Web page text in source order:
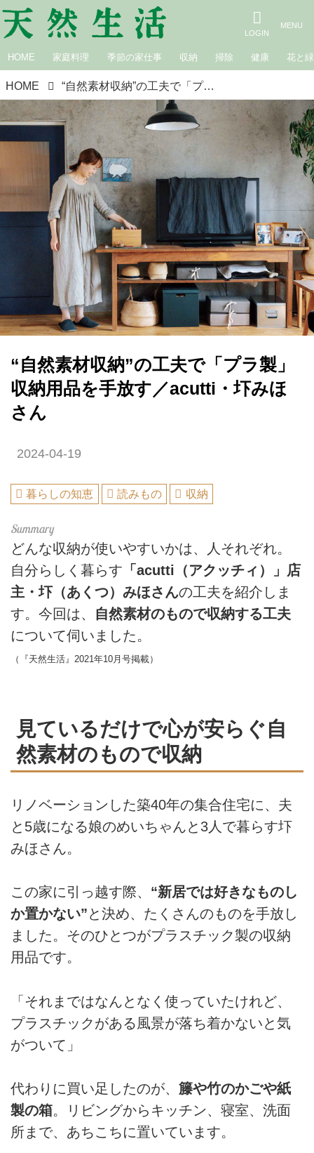
HOME 家庭料理 季節の家仕事 収納 掃除 健康 花と緑
HOME “自然素材収納”の工夫で「プラ製」収納用品を手放す／acutti・圷みほさん
“自然素材収納”の工夫で「プラ製」
収納用品を手放す／acutti・圷みほ
さん
2024-04-19
暮らしの知恵 読みもの 収納
どんな収納が使いやすいかは、人それぞれ。
自分らしく暮らす 「acutti（アクッチィ）」店
主・圷（あくつ）みほさんの工夫を紹介しま
す。今回は、 自然素材のもので収納する工夫
について伺いました。
（『天然生活』2021年10月号掲載）
見ているだけで心が安らぐ自
然素材のもので収納
リノベーションした築40年の集合住宅に、夫
と5歳になる娘のめいちゃんと3人で暮らす圷
みほさん。
この家に引っ越す際、 “新居では好きなものし
か置かない”と決め、たくさんのものを手放し
ました。そのひとつがプラスチック製の収納
用品です。
「それまではなんとなく使っていたけれど、
プラスチックがある風景が落ち着かないと気
がついて」
代わりに買い足したのが、 籐や竹のかごや紙
製の箱。リビングからキッチン、寝室、洗面
所まで、あちこちに置いています。